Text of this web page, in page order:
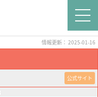
情報更新： 2025-01-16
公式サイト